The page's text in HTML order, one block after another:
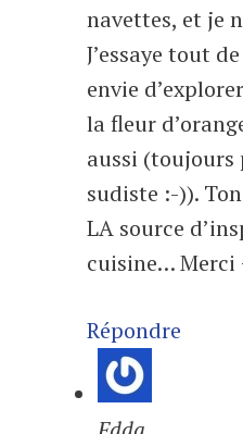
navettes, et je
J’essaye tout
envie
la fleur
aussi
sudiste :-)).
LA source
cuisine… Merci
Répondre